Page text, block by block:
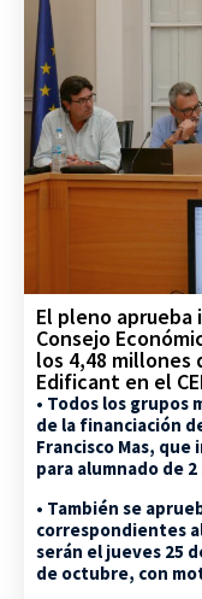
El pleno
Consejo
los 4,48 millones
Edificant en el
• Todos los grupos
de la financiación
Francisco Mas,
para alumnado de 2
• También se
correspondientes
serán el jueves 25
de octubre, con